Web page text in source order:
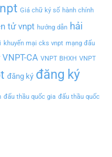
Giá chữ ký số hành chính
tử vnpt hướng dẫn hải
khuyến mại cks vnpt mạng đấu
VNPT-CA VNPT BHXH VNPT
đăng ký đăng ký
đấu thầu quốc gia đấu thầu quốc